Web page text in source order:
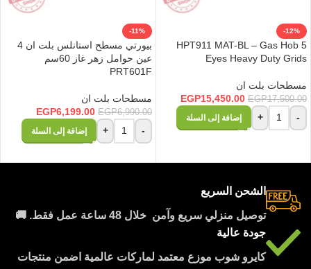
-12%
HPT911 MAT-BL – Gas Hob 5
Eyes Heavy Duty Grids
مسطحات بلت ان
EGP17,500.00
EGP15,450.00
-
+ إضافة إلى السلة
-11%
بيورتي مسطح استانلس بلت ان 4
عين حوامل زهر غاز 60سم
PRT601F
مسطحات بلت ان
EGP6,990.00
EGP6,199.00
-
+ إضافة إلى السلة
الشحن السريع
توصيل منزلي سريع وآمن خلال 48 ساعة عمل فقط. 🚚
جودة عالية
كايرو شوب موزع معتمد لماركات عالمية اضمن منتجات